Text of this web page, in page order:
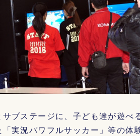
ブステージに、子ども達が遊べ
実況パワフルサッカー」等の体